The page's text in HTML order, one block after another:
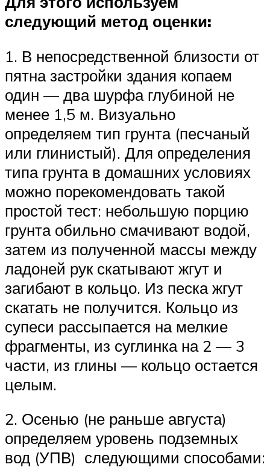
следующий метод оценки:
1. В непосредственной близости от
пятна застройки здания копаем
один — два шурфа глубиной не
менее 1,5 м. Визуально
определяем тип грунта (песчаный
или глинистый). Для определения
типа грунта в домашних условиях
можно порекомендовать такой
простой тест: небольшую порцию
грунта обильно смачивают водой,
затем из полученной массы между
ладоней рук скатывают жгут и
загибают в кольцо. Из песка жгут
скатать не получится. Кольцо из
супеси рассыпается на мелкие
фрагменты, из суглинка на 2 — 3
части, из глины — кольцо остается
целым.
2. Осенью (не раньше августа)
определяем уровень подземных
вод (УПВ) следующими способами: